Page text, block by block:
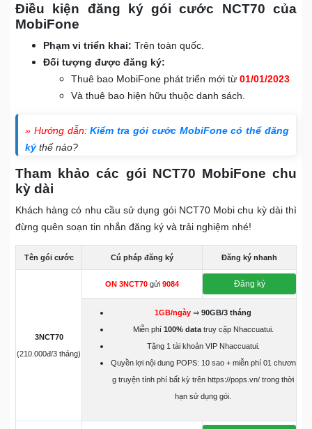
Điều kiện đăng ký gói cước NCT70 của
MobiFone
Phạm vi triển khai: Trên toàn quốc.
Đối tượng được đăng ký:
Thuê bao MobiFone phát triển mới từ 01/01/2023
Và thuê bao hiện hữu thuộc danh sách.
» Hướng dẫn: Kiểm tra gói cước MobiFone có thể đăng
kýthế nào?
Tham khảo các gói NCT70 MobiFone chu
kỳ dài
Khách hàng có nhu cầu sử dụng gói NCT70 Mobi chu kỳ dài thì
đừng quên soạn tin nhắn đăng ký và trải nghiệm nhé!
Tên gói cước Cú pháp đăng ký Đăng ký nhanh
3NCT70
(210.000đ/3 tháng)
ON 3NCT70 gửi 9084 Đăng ký
1GB/ngày ⇒ 90GB/3 tháng
Miễn phí100% datatruy cập Nhaccuatui.
Tặng 1 tài khoản VIP Nhaccuatui.
Quyền lợi nội dung POPS: 10 sao + miễn phí 01 chươn
g truyện tính phí bất kỳ trên https://pops.vn/ trong thời
hạn sử dụng gói.